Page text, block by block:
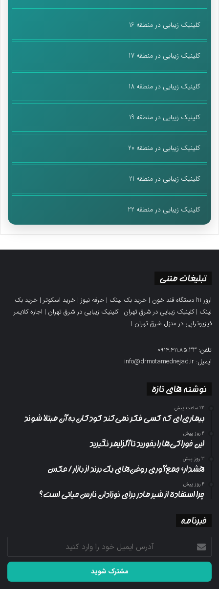
کلینیک زیبایی در منطقه 16
کلینیک زیبایی در منطقه 17
کلینیک زیبایی در منطقه 18
کلینیک زیبایی در منطقه 19
کلینیک زیبایی در منطقه 20
کلینیک زیبایی در منطقه 21
کلینیک زیبایی در منطقه 22
تبلیغات متنی
ارور h1 دستگاه قند خون | خرید بک لینک | حرفه نیوز | خرید اسکوتر | خرید بک
لینک |کلینیک زیبایی در شرق تهران |کلینیک زیبایی در شرق تهران | اجاره کلایمر |
فیزیوتراپی در منزل شرق تهران |
تلفن: 0914.411.85.33
ایمیل: info@drmotamednejad.ir
نوشته های تازه
22 ساعت پیش
بیماری‌ای که کسی فکر نمی‌کند کودکان به آن مبتلا شوند
2 روز پیش
این خوراکی‌ها را بخورید تا آلزایمر نگیرید
3 روز پیش
هشدار؛ جمع‌آوری روغن‌های یک برند از بازار/ عکس
4 روز پیش
چرا استفاده از شیر مادر برای نوزادان نارس حیاتی است؟
خبرنامه
آدرس
ایمیل
خود
وارد